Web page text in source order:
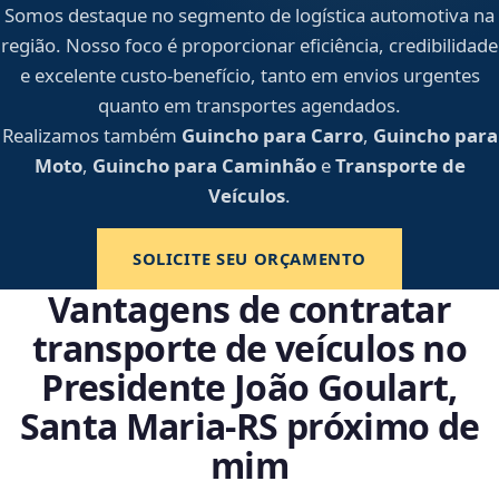
Somos destaque no segmento de logística automotiva na
região. Nosso foco é proporcionar eficiência, credibilidade
e excelente custo-benefício, tanto em envios urgentes
quanto em transportes agendados.
Realizamos também Guincho para Carro, Guincho para
Moto, Guincho para CaminhãoeTransporte de
Veículos.
SOLICITE SEU ORÇAMENTO
Vantagens de contratar
transporte de veículos no
Presidente João Goulart,
Santa Maria‑RS próximo de
mim